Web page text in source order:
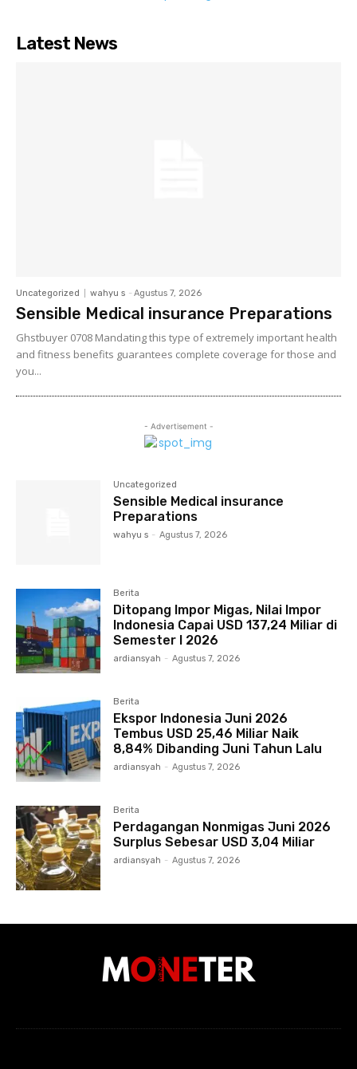
Latest News
Uncategorized wahyu s - Agustus 7, 2026
Sensible Medical insurance Preparations
Ghstbuyer 0708 Mandating this type of extremely important health
and fitness benefits guarantees complete coverage for those and
you...
- Advertisement -
Uncategorized
Sensible Medical insurance
Preparations
wahyu s - Agustus 7, 2026
Berita
Ditopang Impor Migas, Nilai Impor
Indonesia Capai USD 137,24 Miliar di
Semester I 2026
ardiansyah - Agustus 7, 2026
Berita
Ekspor Indonesia Juni 2026
Tembus USD 25,46 Miliar Naik
8,84% Dibanding Juni Tahun Lalu
ardiansyah - Agustus 7, 2026
Berita
Perdagangan Nonmigas Juni 2026
Surplus Sebesar USD 3,04 Miliar
ardiansyah - Agustus 7, 2026